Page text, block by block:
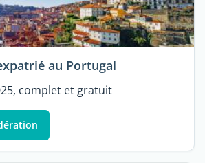
au Portugal
complet et gratuit